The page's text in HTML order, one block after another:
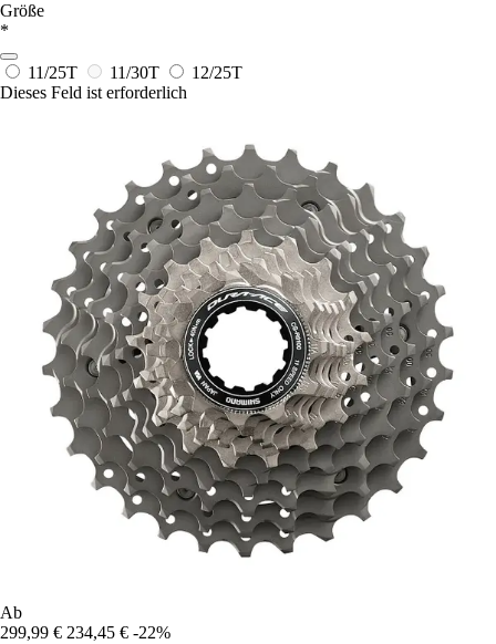
Größe
*
11/25T 11/30T
12/25T
Dieses Feld ist erforderlich
Ab
299,99 € 234,45 € -22%